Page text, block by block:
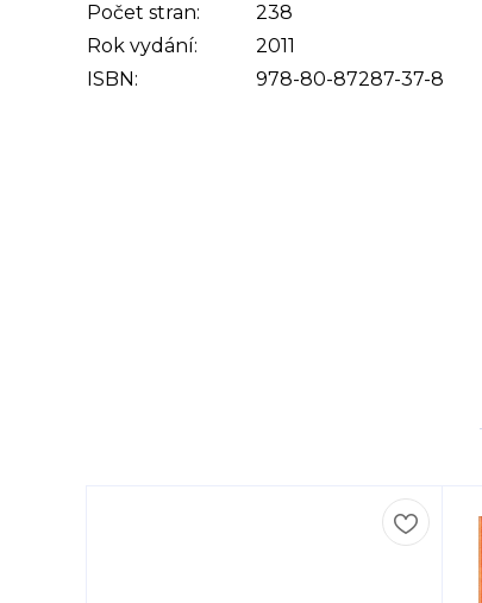
Počet stran:
238
Rok vydání:
2011
ISBN:
978-80-87287-37-8